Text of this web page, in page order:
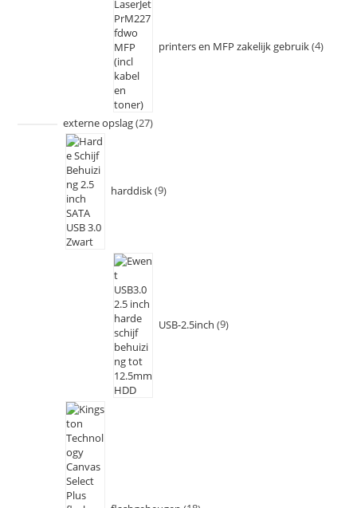
printers en MFP zakelijk gebruik 4
externe opslag 27
harddisk 9
USB-2.5inch 9